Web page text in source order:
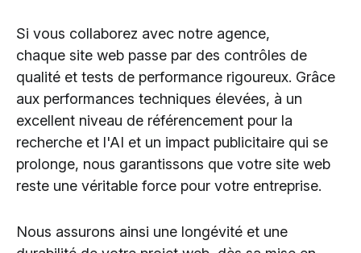
Si vous collaborez avec notre agence,
chaque site web passe par des contrôles de
qualité et tests de performance rigoureux. Grâce
aux performances techniques élevées, à un
excellent niveau de référencement pour la
recherche et l'AI et un impact publicitaire qui se
prolonge, nous garantissons que votre site web
reste une véritable force pour votre entreprise.
Nous assurons ainsi une longévité et une